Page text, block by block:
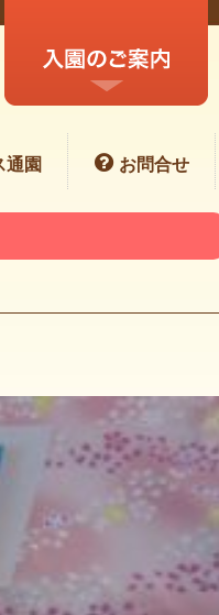
通園 お問合せ